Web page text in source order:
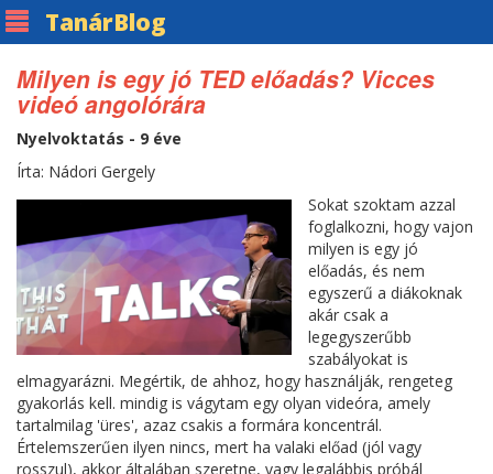
TanárBlog
Milyen is egy jó TED előadás? Vicces
videó angolórára
Nyelvoktatás - 9 éve
Írta: Nádori Gergely
Sokat szoktam azzal
foglalkozni, hogy vajon
milyen is egy jó
előadás, és nem
egyszerű a diákoknak
akár csak a
legegyszerűbb
szabályokat is
elmagyarázni. Megértik, de ahhoz, hogy használják, rengeteg
gyakorlás kell. mindig is vágytam egy olyan videóra, amely
tartalmilag 'üres', azaz csakis a formára koncentrál.
Értelemszerűen ilyen nincs, mert ha valaki előad (jól vagy
rosszul), akkor általában szeretne, vagy legalábbis próbál